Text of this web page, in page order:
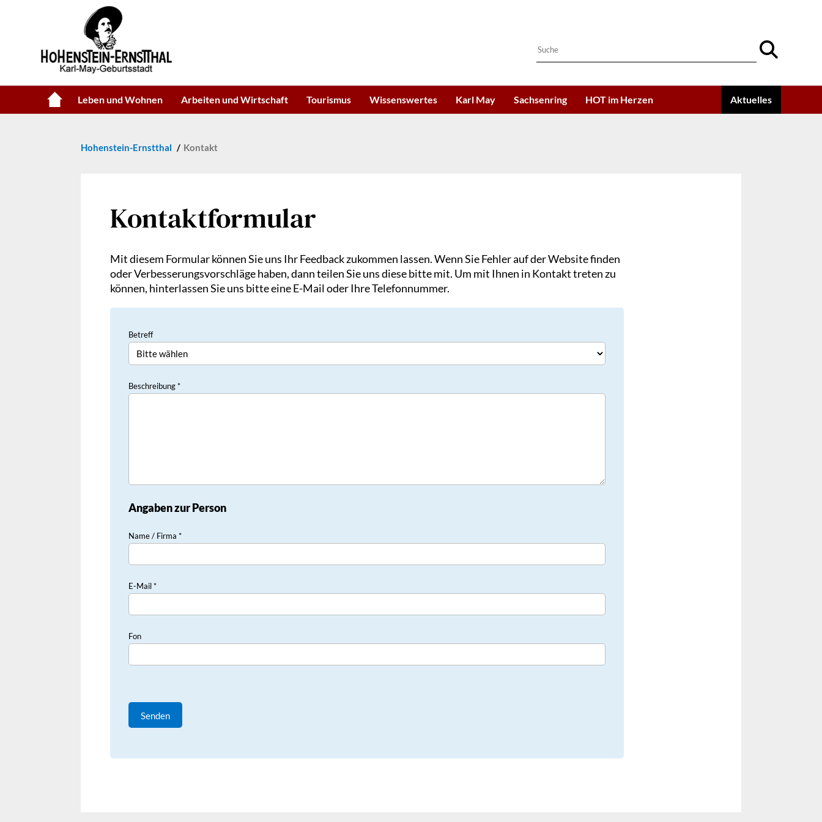
Leben und Wohnen Arbeiten und Wirtschaft Tourismus Wissenswertes Karl May Sachsenring HOT im Herzen Aktuelles
Hohenstein-Ernstthal Kontakt
Kontaktformular
Mit diesem Formular können Sie uns Ihr Feedback zukommen lassen. Wenn Sie Fehler auf der Website finden
oder Verbesserungsvorschläge haben, dann teilen Sie uns diese bitte mit. Um mit Ihnen in Kontakt treten zu
können, hinterlassen Sie uns bitte eine E-Mail oder Ihre Telefonnummer.
Betreff
Beschreibung *
Angaben zur Person
Name / Firma *
E-Mail *
Fon